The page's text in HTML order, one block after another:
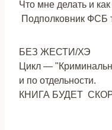
Что мне делать и
Подполковник ФСБ
БЕЗ ЖЕСТИ/ХЭ
Цикл —
и по отдельности.
КНИГА БУДЕТ